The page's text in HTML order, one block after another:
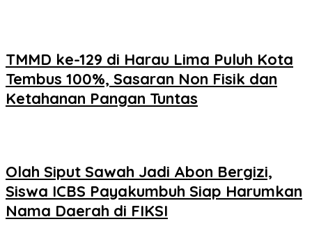
TMMD ke-129 di Harau Lima Puluh Kota
Tembus 100%, Sasaran Non Fisik dan
Ketahanan Pangan Tuntas
Olah Siput Sawah Jadi Abon Bergizi,
Siswa ICBS Payakumbuh Siap Harumkan
Nama Daerah di FIKSI